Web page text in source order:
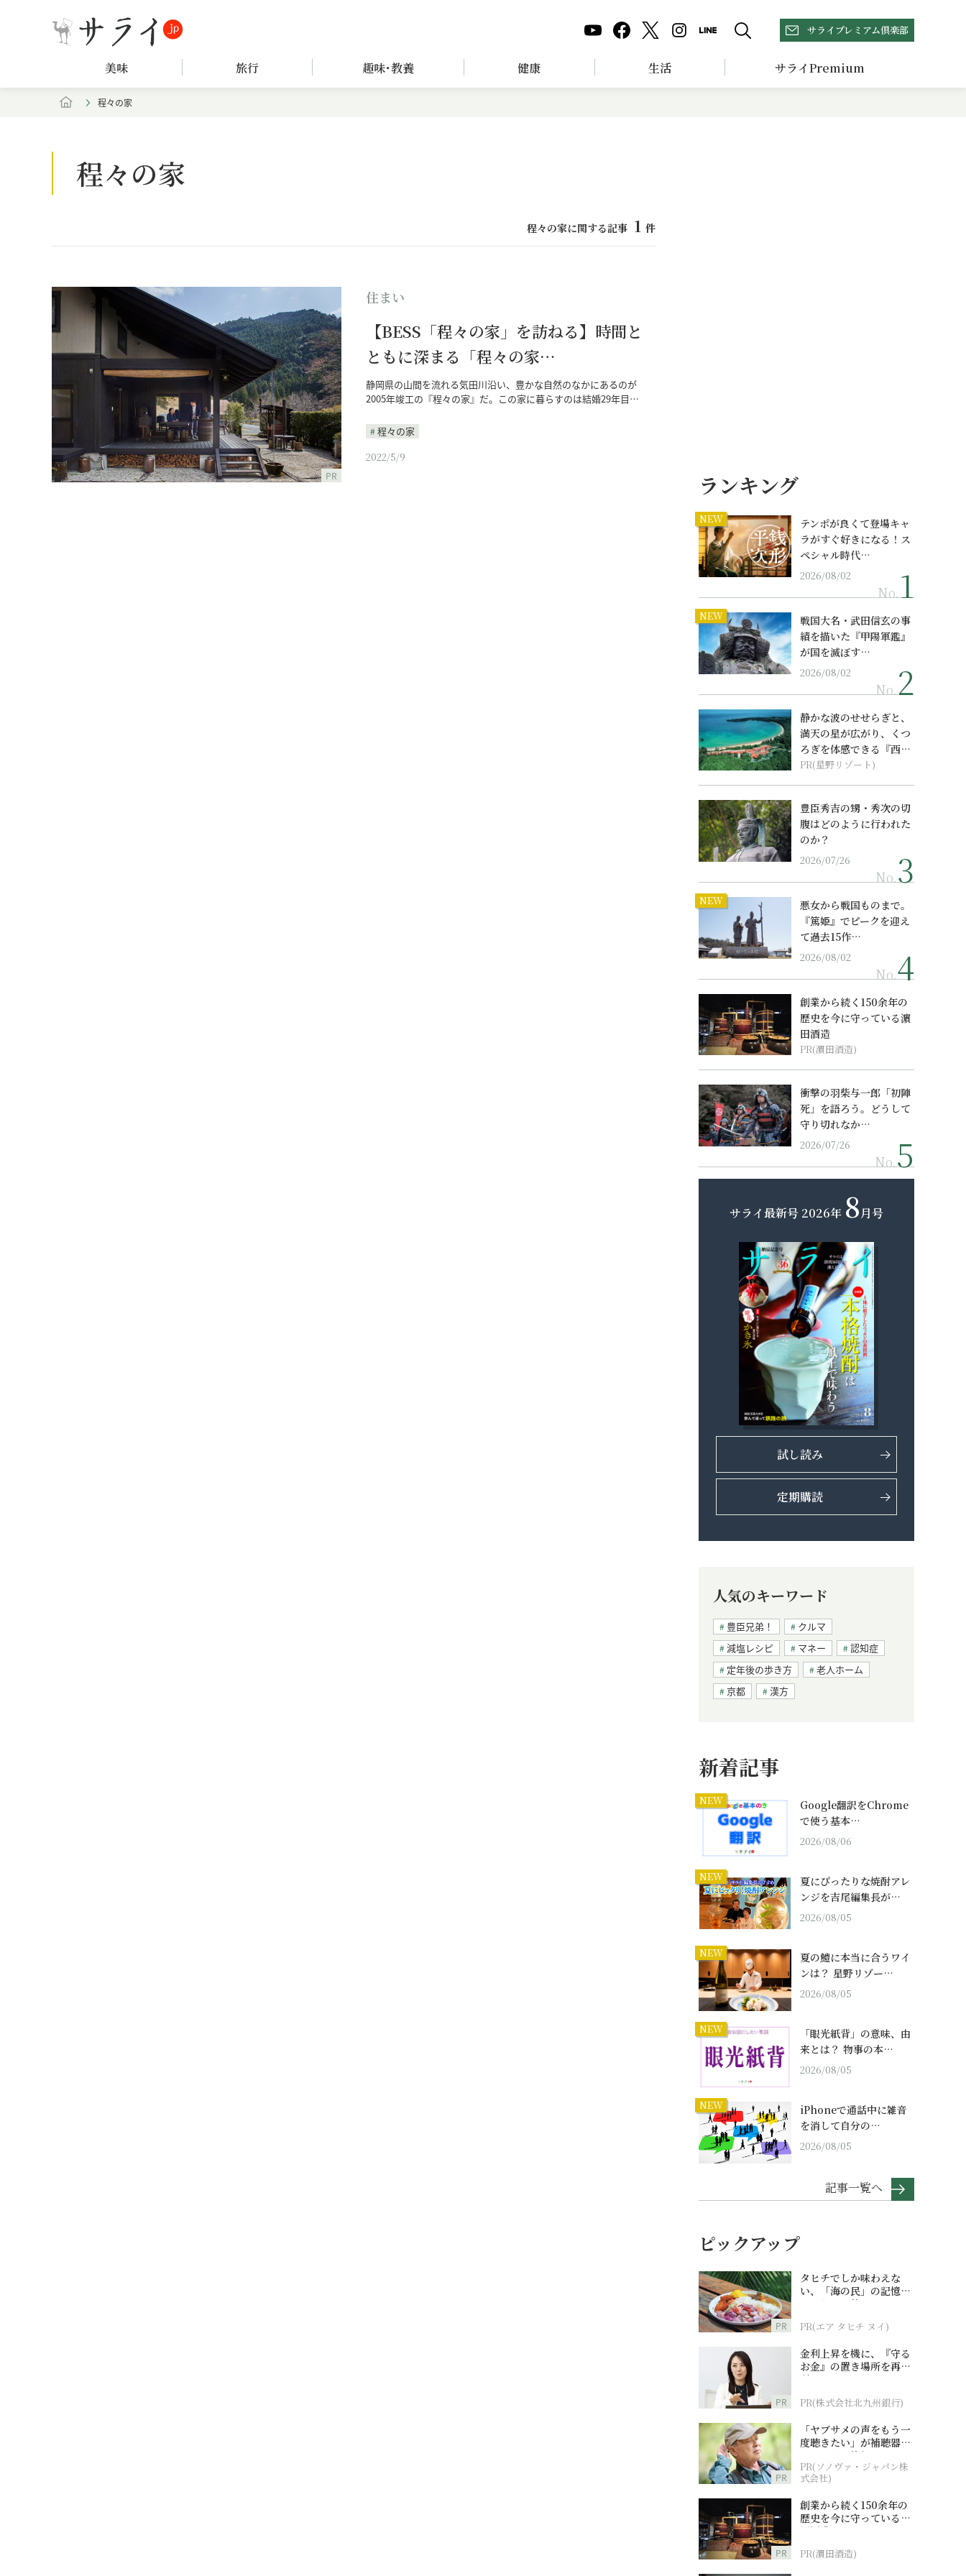
サライプレミアム倶楽部
美味 旅行 趣味･教養 健康 生活 サライPremium
程々の家
程々の家
程々の家に関する記事 1 件
PR
住まい
【BESS「程々の家」を訪ねる】時間と
ともに深まる「程々の家…
静岡県の山間を流れる気田川沿い、豊かな自然のなかにあるのが
2005年竣工の『程々の家』だ。この家に暮らすのは結婚29年目…
程々の家
2022/5/9
ランキング
NEW
テンポが良くて登場キャ
ラがすぐ好きになる！ス
ペシャル時代…
2026/08/02
No.
NEW
戦国大名・武田信玄の事
績を描いた『甲陽軍鑑』
が国を滅ぼす…
2026/08/02
No.
静かな波のせせらぎと、
満天の星が広がり、くつ
ろぎを体感できる『西表
島ホテル by...
PR(星野リゾート)
豊臣秀吉の甥・秀次の切
腹はどのように行われた
のか？
2026/07/26
No.
NEW
悪女から戦国ものまで。
『篤姫』でピークを迎え
て過去15作…
2026/08/02
No.
創業から続く150余年の
歴史を今に守っている濵
田酒造
PR(濵田酒造)
衝撃の羽柴与一郎「初陣
死」を語ろう。どうして
守り切れなか…
2026/07/26
No.
サライ最新号 2026年 8月号
試し読み
定期購読
人気のキーワード
豊臣兄弟！
クルマ
減塩レシピ
マネー
認知症
定年後の歩き方
老人ホーム
京都
漢方
新着記事
NEW
Google翻訳をChrome
で使う基本…
2026/08/06
NEW
夏にぴったりな焼酎アレ
ンジを吉尾編集長が…
2026/08/05
NEW
夏の鱧に本当に合うワイ
ンは？ 星野リゾー…
2026/08/05
NEW
「眼光紙背」の意味、由
来とは？ 物事の本…
2026/08/05
NEW
iPhoneで通話中に雑音
を消して自分の…
2026/08/05
記事一覧へ
ピックアップ
PR
タヒチでしか味わえな
い、「海の民」の記憶へ
とつながる旅
PR(エア タヒチ ヌイ)
PR
金利上昇を機に、『守る
お金』の置き場所を再検
討
PR(株式会社北九州銀行)
PR
「ヤブサメの声をもう一
度聴きたい」が補聴器チ
ャレンジの後押しに
PR(ソノヴァ・ジャパン株
式会社)
PR
創業から続く150余年の
歴史を今に守っている濵
田酒造
PR(濵田酒造)